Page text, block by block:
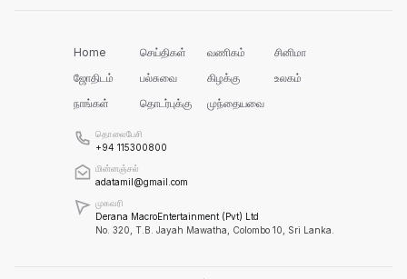
தீண்டாமையாகும்!
தமிழர் பகுதிகளில் ஏன் இவ்வாறு
அரசின் மீது மேலும் சந்தேகத்தை
Home செய்திகள் வணிகம்
சினிமா
ஜோதிடம்
பல்சுவை கிழக்கு
உலகம்
நாங்கள்
தொடர்புக்கு முந்தையவை
தொலைபேசி
+94 115300800
மின்னஞ்சல்
adatamil@gmail.com
முகவரி
Derana MacroEntertainment (Pvt) Ltd
No. 320, T.B. Jayah Mawatha, Colombo 10, Sri Lanka.